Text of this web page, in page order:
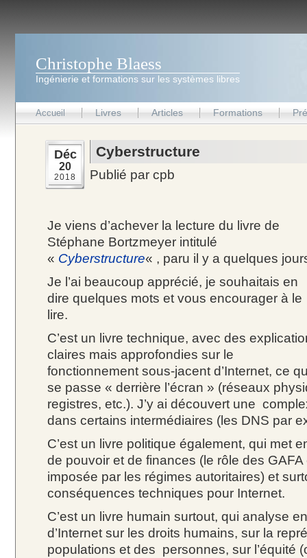
Christophe Blaess
Ingénierie et formations sur les systèmes libres
Accueil Livres Articles Formations
Cyberstructure
Publié par cpb
Déc
20
2018
Je viens d’achever la lecture du livre de
Stéphane Bortzmeyer intitulé
« Cyberstructure« , paru il y a quelques
Je l’ai beaucoup apprécié, je souhaitais en
dire quelques mots et vous encourager à le
lire.
C’est un livre technique, avec des
claires mais approfondies sur le
fonctionnement sous-jacent d’Internet, ce
se passe « derrière l’écran » (réseaux
registres, etc.). J’y ai découvert une
dans certains intermédiaires (les DNS par
C’est un livre politique également, qui met
de pouvoir et de finances (le rôle des
imposée par les régimes autoritaires) et
conséquences techniques pour Internet.
C’est un livre humain surtout, qui analyse
d’Internet sur les droits humains, sur la
populations et des personnes, sur l’équité